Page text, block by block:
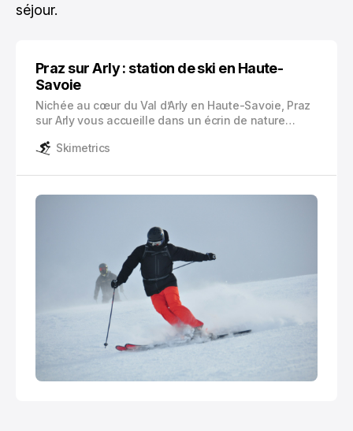
séjour.
Praz sur Arly : station de ski en Haute-
Savoie
Nichée au cœur du Val d’Arly en Haute-Savoie, Praz
sur Arly vous accueille dans un écrin de nature
ski authentique cultive depuis 1907 un charme
transformée en destination touristique prisée.
Skimetrics